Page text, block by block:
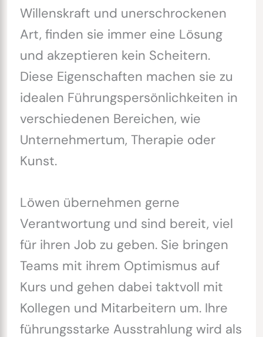
Willenskraft und unerschrockenen
Art, finden sie immer eine Lösung
und akzeptieren kein Scheitern.
Diese Eigenschaften machen sie zu
idealen Führungspersönlichkeiten in
verschiedenen Bereichen, wie
Unternehmertum, Therapie oder
Kunst.
Löwen übernehmen gerne
Verantwortung und sind bereit, viel
für ihren Job zu geben. Sie bringen
Teams mit ihrem Optimismus auf
Kurs und gehen dabei taktvoll mit
Kollegen und Mitarbeitern um. Ihre
führungsstarke Ausstrahlung wird als